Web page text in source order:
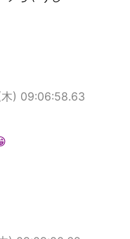
) 09:06:58.63